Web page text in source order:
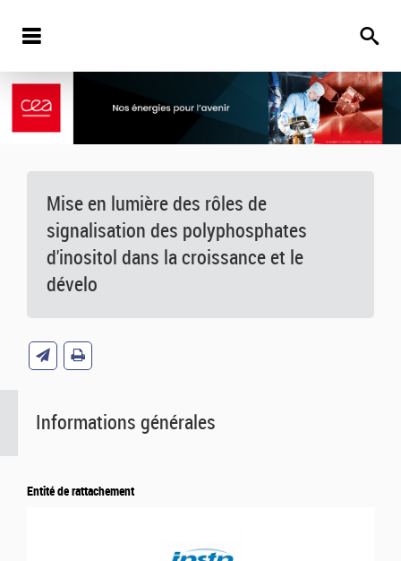
Mise en lumière des rôles de
signalisation des polyphosphates
d'inositol dans la croissance et le
dévelo
Informations générales
Entité de rattachement